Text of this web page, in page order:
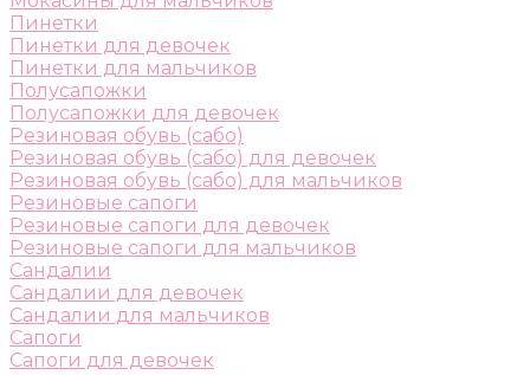
Пинетки
Пинетки для девочек
Пинетки для мальчиков
Полусапожки
Полусапожки для девочек
Резиновая обувь (сабо)
Резиновая обувь (сабо) для девочек
Резиновая обувь (сабо) для мальчиков
Резиновые сапоги
Резиновые сапоги для девочек
Резиновые сапоги для мальчиков
Сандалии
Сандалии для девочек
Сандалии для мальчиков
Сапоги
Сапоги для девочек